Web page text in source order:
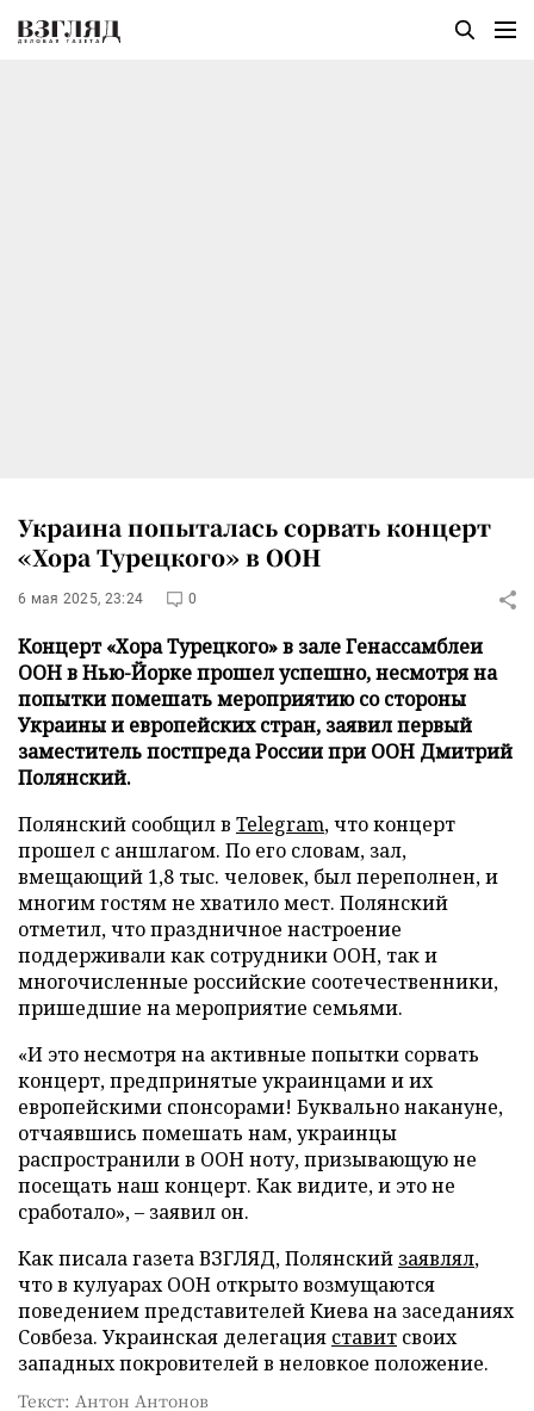
Украина попыталась сорвать концерт
«Хора Турецкого» в ООН
6 мая 2025, 23:24 0
Концерт «Хора Турецкого» в зале Генассамблеи
ООН в Нью-Йорке прошел успешно, несмотря на
попытки помешать мероприятию со стороны
Украины и европейских стран, заявил первый
заместитель постпреда России при ООН Дмитрий
Полянский.
Полянский сообщил в Telegram, что концерт
прошел с аншлагом. По его словам, зал,
вмещающий 1,8 тыс. человек, был переполнен, и
многим гостям не хватило мест. Полянский
отметил, что праздничное настроение
поддерживали как сотрудники ООН, так и
многочисленные российские соотечественники,
пришедшие на мероприятие семьями.
«И это несмотря на активные попытки сорвать
концерт, предпринятые украинцами и их
европейскими спонсорами! Буквально накануне,
отчаявшись помешать нам, украинцы
распространили в ООН ноту, призывающую не
посещать наш концерт. Как видите, и это не
сработало», – заявил он.
Как писала газета ВЗГЛЯД, Полянский заявлял,
что в кулуарах ООН открыто возмущаются
поведением представителей Киева на заседаниях
Совбеза. Украинская делегация ставит своих
западных покровителей в неловкое положение.
Текст: Антон Антонов